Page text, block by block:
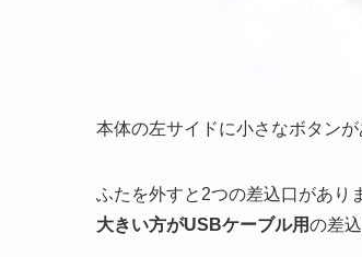
本体の左サイドに小さなボタン
ふたを外すと2つの差込口があり
大きい方がUSBケーブル用の差込